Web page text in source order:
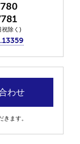
祝除く)
わせ
ます。